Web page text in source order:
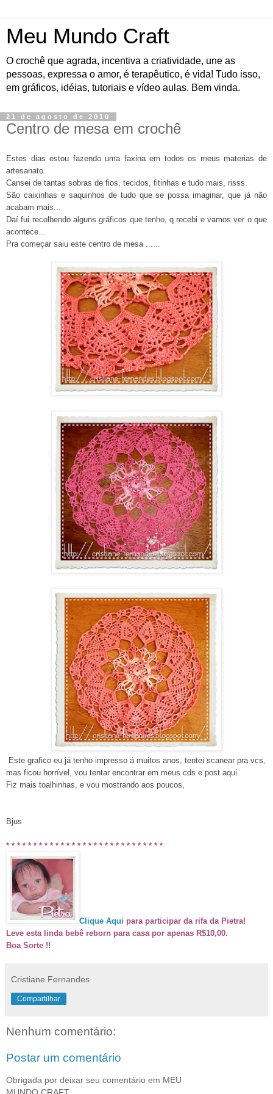
Meu Mundo Craft
O crochê que agrada, incentiva a criatividade, une as
pessoas, expressa o amor, é terapêutico, é vida! Tudo isso,
em gráficos, idéias, tutoriais e vídeo aulas. Bem vinda.
21 de agosto de 2010
Centro de mesa em crochê
Estes dias estou fazendo uma faxina em todos os meus materias de
artesanato.
Cansei de tantas sobras de fios, tecidos, fitinhas e tudo mais, risss.
São caixinhas e saquinhos de tudo que se possa imaginar, que já não
acabam mais...
Daí fui recolhendo alguns gráficos que tenho, q recebi e vamos ver o que
acontece...
Pra começar saiu este centro de mesa ......
Este grafico eu já tenho impresso á muitos anos, tentei scanear pra vcs,
mas ficou horrível, vou tentar encontrar em meus cds e post aqui.
Fiz mais toalhinhas, e vou mostrando aos poucos,
Bjus
* * * * * * * * * * * * * * * * * * * * * * * * * * * * *
Clique Aqui para participar da rifa da Pietra!
Leve esta linda bebê reborn para casa por apenas R$10,00.
Boa Sorte !!
Cristiane Fernandes
Compartilhar
Nenhum comentário:
Postar um comentário
Obrigada por deixar seu comentário em MEU
MUNDO CRAFT.